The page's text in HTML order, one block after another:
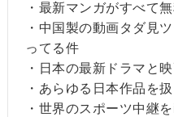
・最新マンガがすべて
・中国製の動画タダ見
ってる件
・日本の最新ドラマと
・あらゆる日本作品を
・世界のスポーツ中継